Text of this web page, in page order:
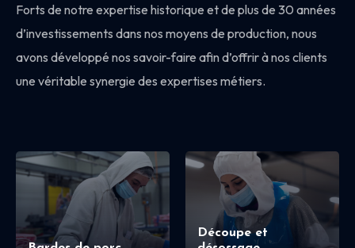
Forts de notre expertise historique et de plus de 30 années
d’investissements dans nos moyens de production, nous
avons développé nos savoir-faire afin d’offrir à nos clients
une véritable synergie des expertises métiers.
Découpe et